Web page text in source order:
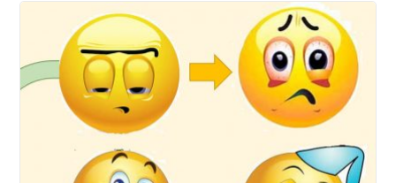
Respiración.
Conexión
Cerebro
Y
Cuerpo
–
NeuroQuotient®